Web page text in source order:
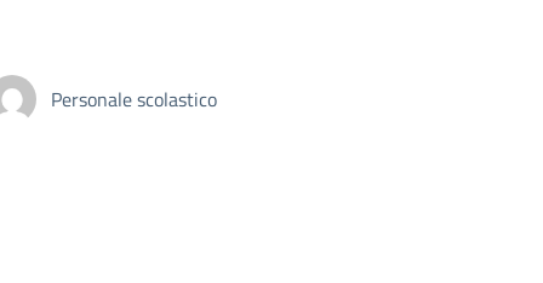
Personale scolastico